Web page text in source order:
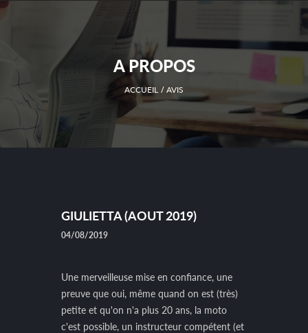
A PROPOS
ACCUEIL AVIS
GIULIETTA (AOUT 2019)
04/08/2019
Une merveilleuse mise en confiance, une
preuve que oui, même quand on est (très)
petite et qu'on n'a plus 20 ans, la moto
c'est possible, un instructeur compétent (et